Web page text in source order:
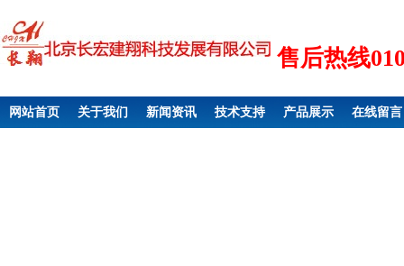
售后热线
网站首页 关于我们 新闻资讯 技术支持 产品展示 在线留言